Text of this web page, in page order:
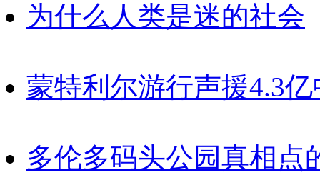
为什么人类是迷的社会
蒙特利尔游行声援4.3亿
多伦多码头公园真相点